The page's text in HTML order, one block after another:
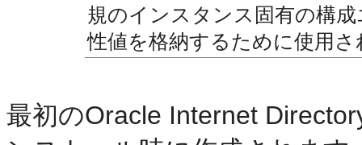
規のインスタンス固有の構
性値を格納するために使用さ
最初のOracle Internet